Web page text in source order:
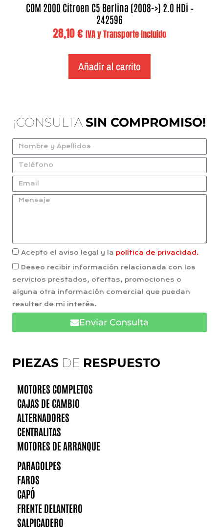
COM 2000 Citroen C5 Berlina (2008->) 2.0 HDi –
242596
28,10€ IVA y Transporte Incluido
Añadir al carrito
PIEZAS DE RESPUESTO
MOTORES COMPLETOS
CAJAS DE CAMBIO
ALTERNADORES
CENTRALITAS
MOTORES DE ARRANQUE
PARAGOLPES
FAROS
CAPÓ
FRENTE DELANTERO
SALPICADERO
¡CONSULTA SIN COMPROMISO!
Acepto el aviso legal y la política de privacidad.
Deseo recibir información relacionada con los
servicios prestados, ofertas, promociones o
alguna otra información comercial que puedan
resultar de mi interés.
Enviar Consulta